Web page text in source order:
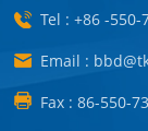
Tel : +86 -550-
Email :
Fax : 86-550-